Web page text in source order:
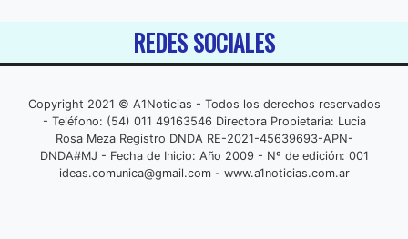
REDES SOCIALES
Copyright 2021 © A1Noticias - Todos los derechos reservados
- Teléfono: (54) 011 49163546 Directora Propietaria: Lucia
Rosa Meza Registro DNDA RE-2021-45639693-APN-
DNDA#MJ - Fecha de Inicio: Año 2009 - Nº de edición: 001
ideas.comunica@gmail.com- www.a1noticias.com.ar